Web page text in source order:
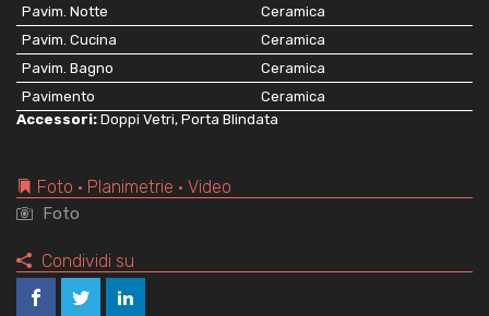
Pavim. Notte
Ceramica
Pavim. Cucina
Ceramica
Pavim. Bagno
Ceramica
Pavimento
Ceramica
Accessori: Doppi Vetri, Porta Blindata
Foto • Planimetrie • Video
Foto
Condividi su